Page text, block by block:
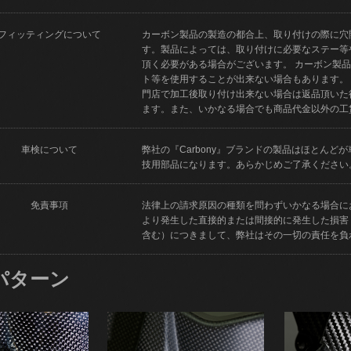
ィッティングについて
カーボン製品の製造の都合上、取り付けの際に
す。製品によっては、取り付けに必要なステー
頂く必要がある場合がございます。 カーボン製
ト等を使用することが出来ない場合もあります
門店で加工後取り付け出来ない場合は返品頂い
ます。また、いかなる場合でも商品代金以外の
車検について
弊社の『Carbony』ブランドの製品はほとんど
技用部品になります。あらかじめご了承ください
免責事項
法律上の請求原因の種類を問わずいかなる場合
より発生した直接的または間接的に発生した損
含む）につきまして、弊社はその一切の責任を
ターン